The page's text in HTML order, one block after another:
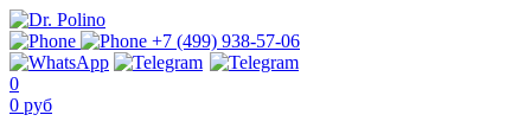
+7 (499) 938-57-06
0
0 руб